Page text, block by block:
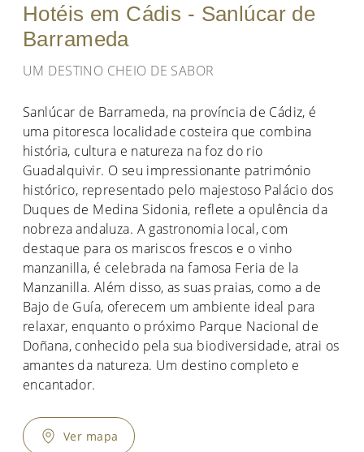
Hotéis em Cádis - Sanlúcar de
Barrameda
UM DESTINO CHEIO DE SABOR
Sanlúcar de Barrameda, na província de Cádiz, é
uma pitoresca localidade costeira que combina
história, cultura e natureza na foz do rio
Guadalquivir. O seu impressionante património
histórico, representado pelo majestoso Palácio dos
Duques de Medina Sidonia, reflete a opulência da
nobreza andaluza. A gastronomia local, com
destaque para os mariscos frescos e o vinho
manzanilla, é celebrada na famosa Feria de la
Manzanilla. Além disso, as suas praias, como a de
Bajo de Guía, oferecem um ambiente ideal para
relaxar, enquanto o próximo Parque Nacional de
Doñana, conhecido pela sua biodiversidade, atrai os
amantes da natureza. Um destino completo e
encantador.
Ver mapa